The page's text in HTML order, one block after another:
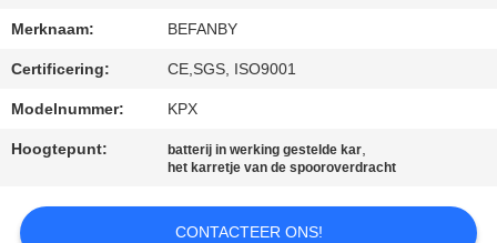
OM EEN
CITAAT
Merknaam: BEFANBY
Certificering: CE,SGS, ISO9001
Modelnummer: KPX
Hoogtepunt: batterij in werking gestelde kar,
het karretje van de spooroverdracht
CONTACTEER ONS!